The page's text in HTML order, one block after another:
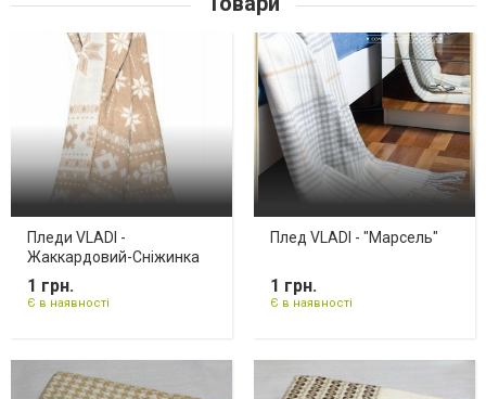
Пледи VLADI -
Жаккардовий-Сніжинка
1 грн.
Є в наявності
Плед VLADI - "Марсель"
1 грн.
Є в наявності